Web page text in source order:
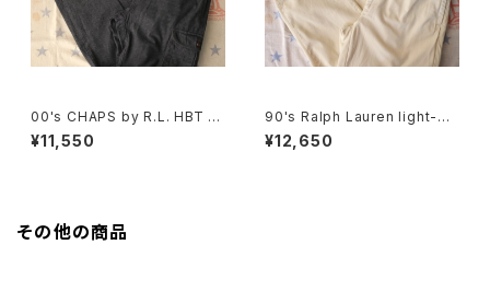
00's CHAPS by R.L. HBT sli
m-fit cargo Pants
¥11,550
90's Ralph Lauren light-be
ige cotton easy Pants
¥12,650
その他の商品